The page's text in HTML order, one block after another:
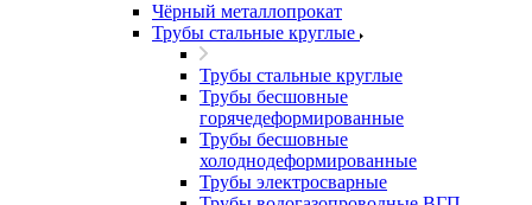
Чёрный металлопрокат
Трубы стальные круглые
Трубы стальные круглые
Трубы бесшовные
горячедеформированные
Трубы бесшовные
холоднодеформированные
Трубы электросварные